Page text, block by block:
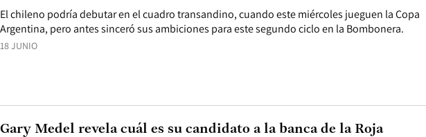
18 JUNIO
El chileno podría debutar en el cuadro transandino, cuando este miércoles jueguen la Copa
Argentina, pero antes sinceró sus ambiciones para este segundo ciclo en la Bombonera.
Gary Medel revela cuál es su candidato a la banca de la Roja